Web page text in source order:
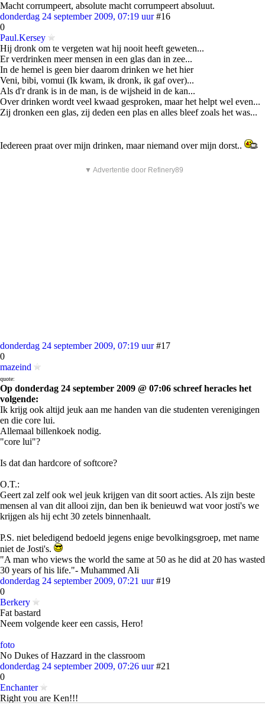
Macht corrumpeert, absolute macht corrumpeert absoluut.
donderdag 24 september 2009, 07:19 uur #16
0
Paul.Kersey
Hij dronk om te vergeten wat hij nooit heeft geweten...
Er verdrinken meer mensen in een glas dan in zee...
In de hemel is geen bier daarom drinken we het hier
Veni, bibi, vomui (Ik kwam, ik dronk, ik gaf over)...
Als d'r drank is in de man, is de wijsheid in de kan...
Over drinken wordt veel kwaad gesproken, maar het helpt wel even...
Zij dronken een glas, zij deden een plas en alles bleef zoals het was...
Iedereen praat over mijn drinken, maar niemand over mijn dorst..
▼ Advertentie door Refinery89
donderdag 24 september 2009, 07:19 uur #17
0
mazeind
quote:
Op donderdag 24 september 2009 @ 07:06 schreef heracles het
volgende:
Ik krijg ook altijd jeuk aan me handen van die studenten verenigingen
en die core lui.
Allemaal billenkoek nodig.
"core lui"?
Is dat dan hardcore of softcore?
O.T.:
Geert zal zelf ook wel jeuk krijgen van dit soort acties. Als zijn beste
mensen al van dit allooi zijn, dan ben ik benieuwd wat voor josti's we
krijgen als hij echt 30 zetels binnenhaalt.
P.S. niet beledigend bedoeld jegens enige bevolkingsgroep, met name
niet de Josti's.
"A man who views the world the same at 50 as he did at 20 has wasted
30 years of his life."- Muhammed Ali
donderdag 24 september 2009, 07:21 uur #19
0
Berkery
Fat bastard
Neem volgende keer een cassis, Hero!
foto
No Dukes of Hazzard in the classroom
donderdag 24 september 2009, 07:26 uur #21
0
Enchanter
Right you are Ken!!!